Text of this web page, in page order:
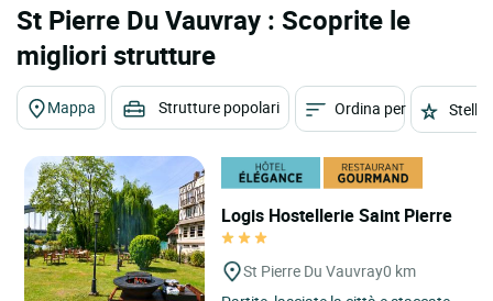
St Pierre Du Vauvray : Scoprite le
migliori strutture
Mappa Strutture popolari Ordina per Stelle
Logis Hostellerie Saint Pierre
St Pierre Du Vauvray0 km